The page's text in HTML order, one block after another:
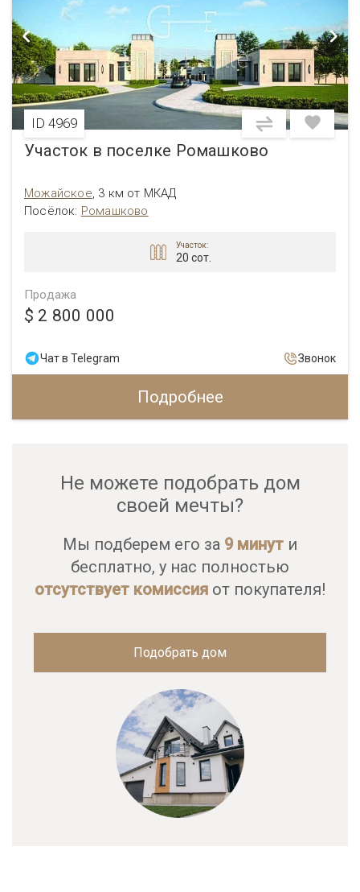
ID 4969
Участок в поселке Ромашково
Можайское, 3 км от МКАД
Посёлок: Ромашково
Участок:
20 сот.
Продажа
$ 2 800 000
Чат в Telegram Звонок
Подробнее
Не можете подобрать дом
своей мечты?
Мы подберем его за 9 минут и
бесплатно, у нас полностью
отсутствует комиссия от покупателя!
Подобрать дом